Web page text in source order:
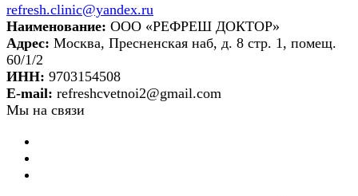
refresh.clinic@yandex.ru
Наименование: ООО «РЕФРЕШ ДОКТОР»
Адрес: Москва, Пресненская наб, д. 8 стр. 1, помещ.
60/1/2
ИНН: 9703154508
E-mail: refreshcvetnoi2@gmail.com
Мы на связи